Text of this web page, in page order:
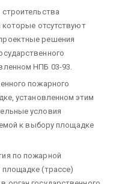
которые отсутствуют
решения
НПБ 03-93.
пожарного
установленном этим
условия
к выбору площадке
по пожарной
(трассе)